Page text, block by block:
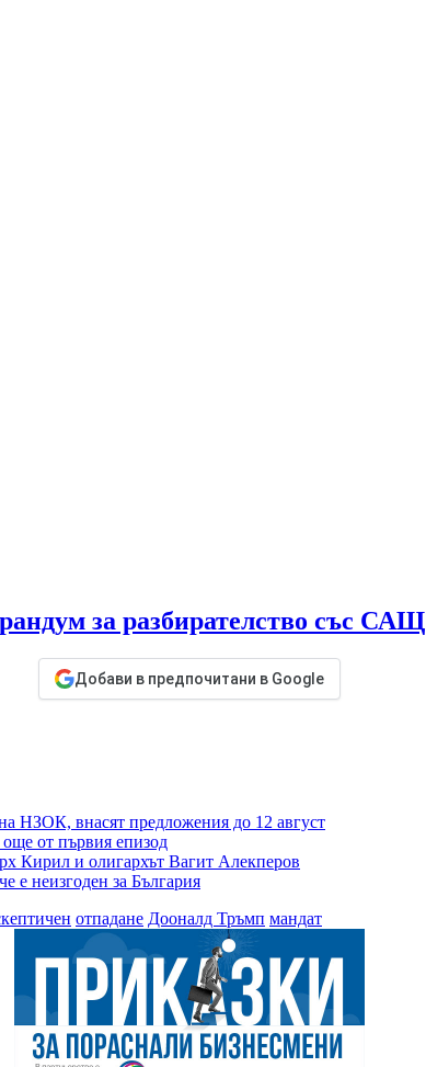
за разбирателство със САЩ
Добави в предпочитани в Google
НЗОК, внасят предложения до 12 август
още от първия епизод
Кирил и олигархът Вагит Алекперов
е неизгоден за България
отпадане Дооналд Тръмп мандат